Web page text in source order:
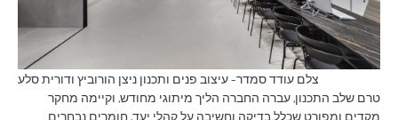
צלם עודד סמדר- עיצוב פנים ותכנון ניצן הורוביץ ודורית סלע
טרם שלב התכנון, עברה החברה הליך מיתוגי מחודש, וקיימה מחקר
מקדים ומפורט שכלל בדיקה וחשיבה על קהלי יעד, חומרים נבחרים